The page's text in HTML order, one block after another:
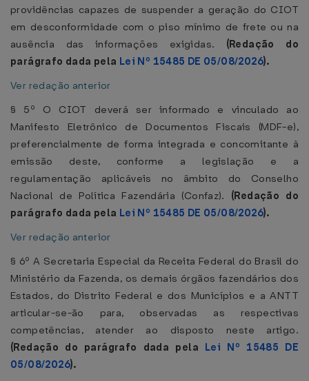
providências capazes de suspender a geração do CIOT
em desconformidade com o piso mínimo de frete ou na
ausência das informações exigidas. (Redação do
parágrafo dada pela Lei Nº 15485 DE 05/08/2026).
Ver redação anterior
§ 5º O CIOT deverá ser informado e vinculado ao
Manifesto Eletrônico de Documentos Fiscais (MDF-e),
preferencialmente de forma integrada e concomitante à
emissão deste, conforme a legislação e a
regulamentação aplicáveis no âmbito do Conselho
Nacional de Política Fazendária (Confaz). (Redação do
parágrafo dada pela Lei Nº 15485 DE 05/08/2026).
Ver redação anterior
§ 6º A Secretaria Especial da Receita Federal do Brasil do
Ministério da Fazenda, os demais órgãos fazendários dos
Estados, do Distrito Federal e dos Municípios e a ANTT
articular-se-ão para, observadas as respectivas
competências, atender ao disposto neste artigo.
(Redação do parágrafo dada pela Lei Nº 15485 DE
05/08/2026).